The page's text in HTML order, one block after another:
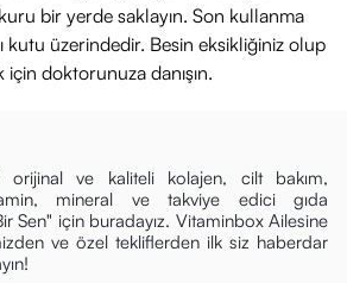
bir yerde saklayın. Son kullanma
kutu üzerindedir. Besin eksikliğiniz olup
için doktorunuza danışın.
orijinal ve kaliteli kolajen, cilt bakım,
mineral ve takviye edici gıda
Sen" için buradayız. Vitaminbox Ailesine
ve özel tekliflerden ilk siz haberdar